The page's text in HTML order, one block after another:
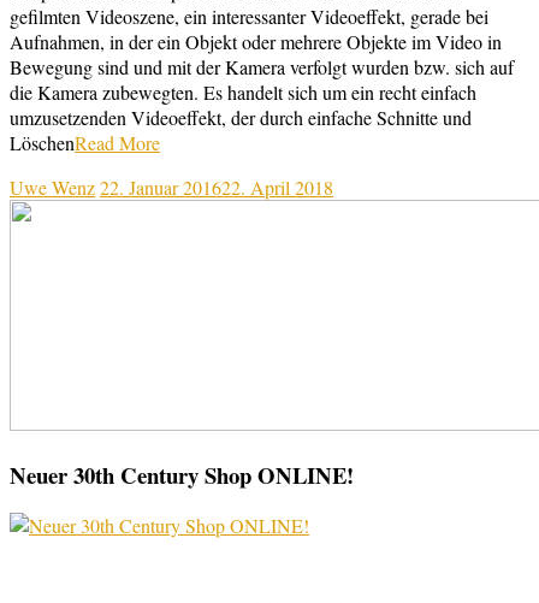
gefilmten Videoszene, ein interessanter Videoeffekt, gerade bei
Aufnahmen, in der ein Objekt oder mehrere Objekte im Video in
Bewegung sind und mit der Kamera verfolgt wurden bzw. sich auf
die Kamera zubewegten. Es handelt sich um ein recht einfach
umzusetzenden Videoeffekt, der durch einfache Schnitte und
LöschenRead More
Uwe Wenz22. Januar 201622. April 2018
Neuer 30th Century Shop ONLINE!